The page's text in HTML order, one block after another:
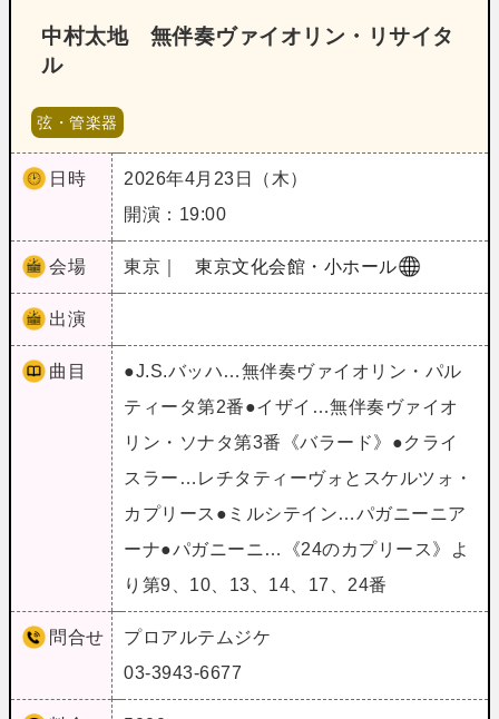
中村太地 無伴奏ヴァイオリン・リサイタ
ル
弦・管楽器
日時
2026年4月23日（木）
開演：19:00
会場 東京｜ 東京文化会館・小ホール
出演
曲目
●J.S.バッハ…無伴奏ヴァイオリン・パル
ティータ第2番●イザイ…無伴奏ヴァイオ
リン・ソナタ第3番《バラード》●クライ
スラー…レチタティーヴォとスケルツォ・
カプリース●ミルシテイン…パガニーニア
ーナ●パガニーニ…《24のカプリース》よ
り第9、10、13、14、17、24番
問合せ
プロアルテムジケ
03-3943-6677